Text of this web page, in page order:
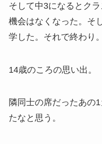
そして中3になるとク
機会はなくなった。そ
学した。それで終わり。
14歳のころの思い出。
隣同士の席だったあの
たなと思う。